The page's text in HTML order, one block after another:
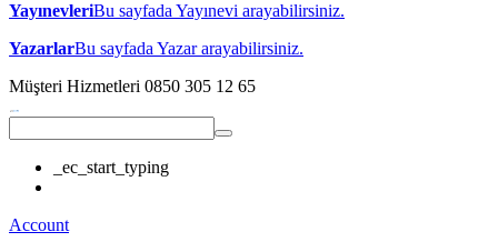
YayınevleriBu sayfada Yayınevi arayabilirsiniz.
YazarlarBu sayfada Yazar arayabilirsiniz.
Müşteri Hizmetleri 0850 305 12 65
_ec_start_typing
Account